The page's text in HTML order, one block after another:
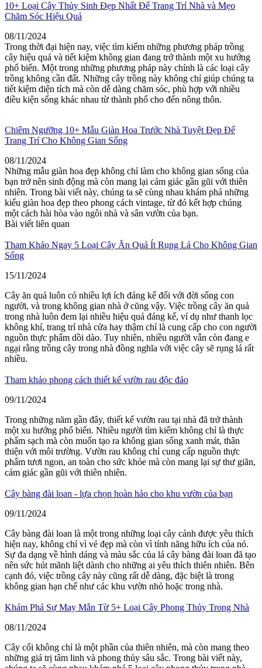
10+ Loại Cây Thủy Sinh Đẹp Nhất Để Trang Trí Nhà và Mẹo
Chăm Sóc Hiệu Quả
08/11/2024
Trong thời đại hiện nay, việc tìm kiếm những phương pháp trồng
cây hiệu quả và tiết kiệm không gian đang trở thành một xu hướng
phổ biến. Một trong những phương pháp này chính là các loại cây
trồng không cần đất. Những cây trồng này không chỉ giúp chúng ta
tiết kiệm diện tích mà còn dễ dàng chăm sóc, phù hợp với nhiều
điều kiện sống khác nhau từ thành phố cho đến nông thôn.
Chiêm Ngưỡng 10+ Mẫu Giàn Hoa Trước Nhà Tuyệt Đẹp Để
Trang Trí Cho Không Gian Sống
08/11/2024
Những mẫu giàn hoa đẹp không chỉ làm cho không gian sống của
bạn trở nên sinh động mà còn mang lại cảm giác gần gũi với thiên
nhiên. Trong bài viết này, chúng ta sẽ cùng nhau khám phá những
kiểu giàn hoa đẹp theo phong cách vintage, từ đó kết hợp chúng
một cách hài hòa vào ngôi nhà và sân vườn của bạn.
Bài viết liên quan
Tham Khảo Ngay 5 Loại Cây Ăn Quả Ít Rụng Lá Cho Không Gian
Sống
15/11/2024
Cây ăn quả luôn có nhiều lợi ích đáng kể đối với đời sống con
người, và trong không gian nhà ở cũng vậy. Việc trồng cây ăn quả
trong nhà luôn đem lại nhiều hiệu quả đáng kể, ví dụ như thanh lọc
không khí, trang trí nhà cửa hay thậm chí là cung cấp cho con người
nguồn thực phẩm dồi dào. Tuy nhiên, nhiều người vẫn còn đang e
ngại rằng trồng cây trong nhà đồng nghĩa với việc cây sẽ rụng lá rất
nhiều.
Tham khảo phong cách thiết kế vườn rau độc đáo
09/11/2024
Trong những năm gần đây, thiết kế vườn rau tại nhà đã trở thành
một xu hướng phổ biến. Nhiều người tìm kiếm không chỉ là thực
phẩm sạch mà còn muốn tạo ra không gian sống xanh mát, thân
thiện với môi trường. Vườn rau không chỉ cung cấp nguồn thực
phẩm tươi ngon, an toàn cho sức khỏe mà còn mang lại sự thư giãn,
cảm giác gần gũi với thiên nhiên.
Cây bàng đài loan - lựa chọn hoàn hảo cho khu vườn của bạn
09/11/2024
Cây bàng đài loan là một trong những loại cây cảnh được yêu thích
hiện nay, không chỉ vì vẻ đẹp mà còn vì tính năng hữu ích của nó.
Sự đa dạng về hình dáng và màu sắc của lá cây bàng đài loan đã tạo
nên sức hút mãnh liệt dành cho những ai yêu thích thiên nhiên. Bên
cạnh đó, việc trồng cây này cũng rất dễ dàng, đặc biệt là trong
không gian hạn chế như các khu vườn nhỏ hoặc trong nhà.
Khám Phá Sự May Mắn Từ 5+ Loại Cây Phong Thủy Trong Nhà
08/11/2024
Cây cối không chỉ là một phần của thiên nhiên, mà còn mang theo
những giá trị tâm linh và phong thủy sâu sắc. Trong bài viết này,